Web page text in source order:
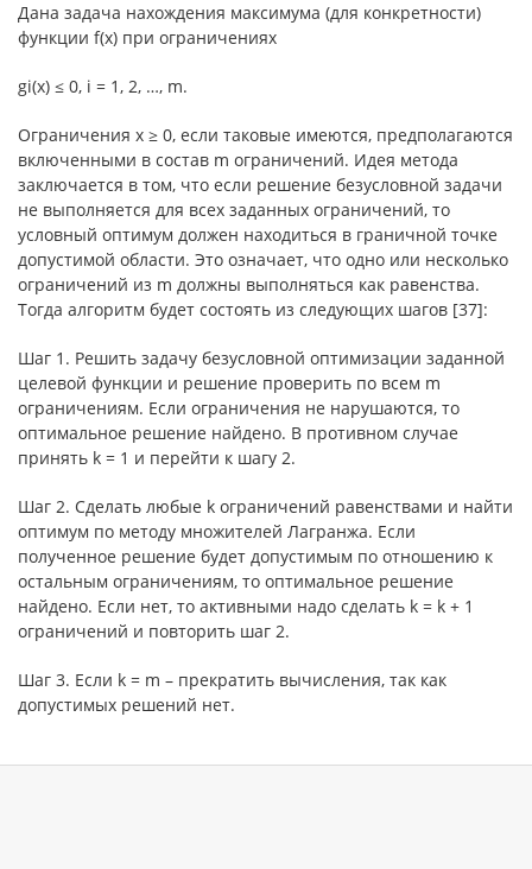
Дана задача нахождения максимума (для конкретности)
функции f(x) при ограничениях
gi(x) ≤ 0, i = 1, 2, …, m.
Ограничения x ≥ 0, если таковые имеются, предполагаются
включенными в состав m ограничений. Идея метода
заключается в том, что если решение безусловной задачи
не выполняется для всех заданных ограничений, то
условный оптимум должен находиться в граничной точке
допустимой области. Это означает, что одно или несколько
ограничений из m должны выполняться как равенства.
Тогда алгоритм будет состоять из следующих шагов [37]:
Шаг 1. Решить задачу безусловной оптимизации заданной
целевой функции и решение проверить по всем m
ограничениям. Если ограничения не нарушаются, то
оптимальное решение найдено. В противном случае
принять k = 1 и перейти к шагу 2.
Шаг 2. Сделать любые k ограничений равенствами и найти
оптимум по методу множителей Лагранжа. Если
полученное решение будет допустимым по отношению к
остальным ограничениям, то оптимальное решение
найдено. Если нет, то активными надо сделать k = k + 1
ограничений и повторить шаг 2.
Шаг 3. Если k = m – прекратить вычисления, так как
допустимых решений нет.